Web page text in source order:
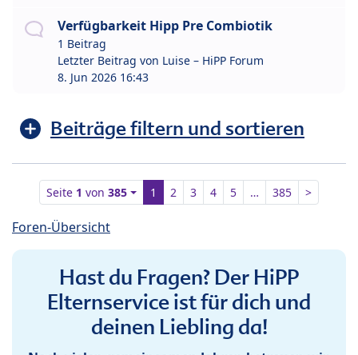
Verfügbarkeit Hipp Pre Combiotik
1 Beitrag
Letzter Beitrag von Luise – HiPP Forum
8. Jun 2026 16:43
Beiträge filtern und sortieren
Seite 1 von385 1 2 3 4 5 … 385 >
Foren-Übersicht
Hast du Fragen? Der HiPP
Elternservice ist für dich und
deinen Liebling da!